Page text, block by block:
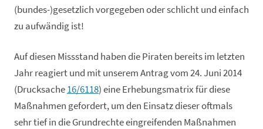
(bundes-)gesetzlich vorgegeben oder schlicht und einfach
zu aufwändig ist!
Auf diesen Missstand haben die Piraten bereits im letzten
Jahr reagiert und mit unserem Antrag vom 24. Juni 2014
(Drucksache16/6118) eine Erhebungsmatrix für diese
Maßnahmen gefordert, um den Einsatz dieser oftmals
sehr tief in die Grundrechte eingreifenden Maßnahmen